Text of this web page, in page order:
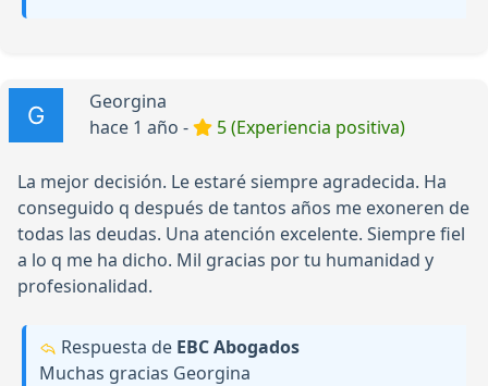
Georgina
hace 1 año -
5 (Experiencia positiva)
La mejor decisión. Le estaré siempre agradecida. Ha
conseguido q después de tantos años me exoneren de
todas las deudas. Una atención excelente. Siempre fiel
a lo q me ha dicho. Mil gracias por tu humanidad y
profesionalidad.
Respuesta de EBC Abogados
Muchas gracias Georgina